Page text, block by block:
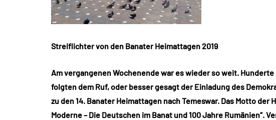
Streiflichter von den Banater Heimattagen 2019
Am vergangenen Wochenende war es wieder so weit.
folgten dem Ruf, oder besser gesagt der Einladung des
zu den 14. Banater Heimattagen nach Temeswar. Das Motto
Moderne – Die Deutschen im Banat und 100 Jahre Rumänien”.